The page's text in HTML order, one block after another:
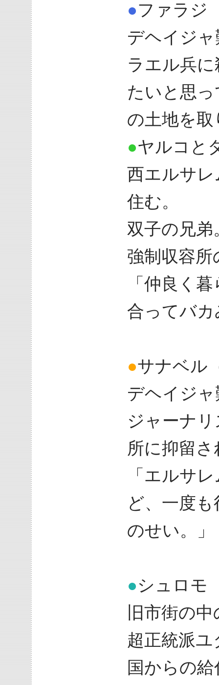
●ファラジ
デヘイジ
ラエル兵
たいと思
の土地を
●ヤルコと
西エルサ
住む。
双子の兄
強制収容所
「仲良く
合ってバ
●サナベル
デヘイジ
ジャーナ
所に抑留
「エルサ
ど、一度
のせい。」
●シュロモ
旧市街の
超正統派
国からの